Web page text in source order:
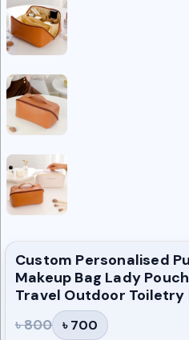
Custom Personalised
Makeup Bag Lady
Travel Outdoor Toiletry
৳ 800 ৳ 700